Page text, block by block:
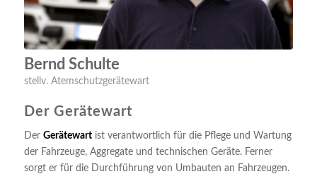
Bernd Schulte
stellv. Atemschutzgerätewart
Der Gerätewart
Der Gerätewartist verantwortlich für die Pflege und Wartung
der Fahrzeuge, Aggregate und technischen Geräte. Ferner
sorgt er für die Durchführung von Umbauten an Fahrzeugen.